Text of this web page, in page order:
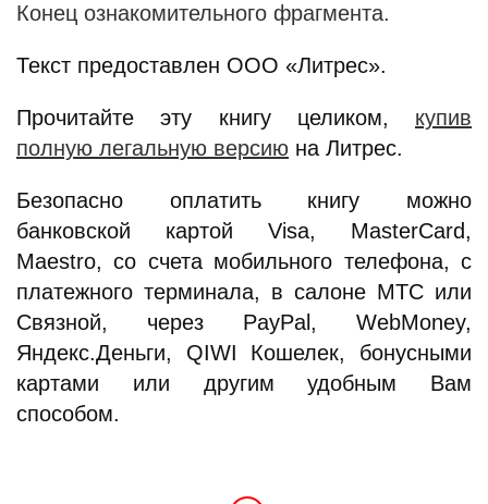
Конец ознакомительного фрагмента.
Текст предоставлен ООО «Литрес».
Прочитайте эту книгу целиком, купив
полную легальную версию на Литрес.
Безопасно оплатить книгу можно
банковской картой Visa, MasterCard,
Maestro, со счета мобильного телефона, с
платежного терминала, в салоне МТС или
Связной, через PayPal, WebMoney,
Яндекс.Деньги, QIWI Кошелек, бонусными
картами или другим удобным Вам
способом.